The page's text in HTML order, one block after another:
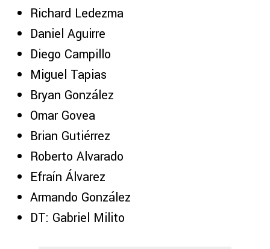
Richard Ledezma
Daniel Aguirre
Diego Campillo
Miguel Tapias
Bryan González
Omar Govea
Brian Gutiérrez
Roberto Alvarado
Efraín Álvarez
Armando González
DT: Gabriel Milito